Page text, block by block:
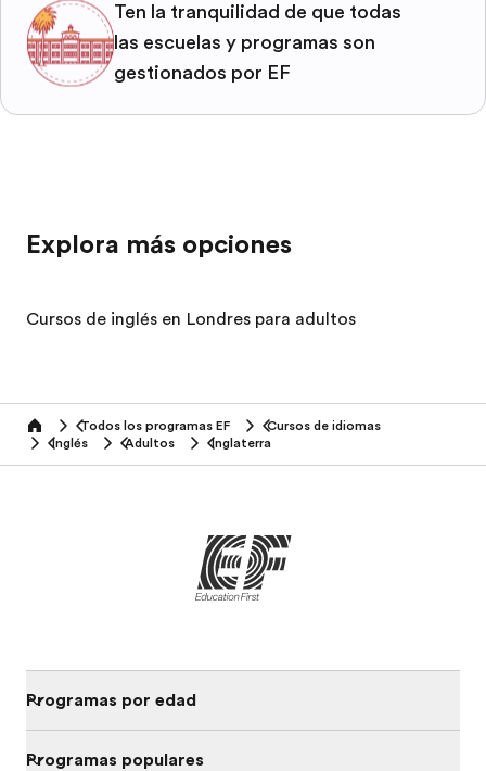
Ten la tranquilidad de que todas
las escuelas y programas son
gestionados por EF
Explora más opciones
Cursos de inglés en Londres para adultos
home Todos los programas EF
Cursos de idiomas
Inglés
Adultos Inglaterra
Programas por edad
Programas populares